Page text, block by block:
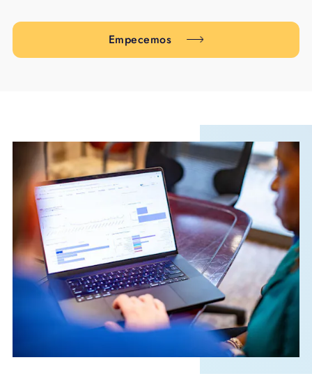
Empecemos